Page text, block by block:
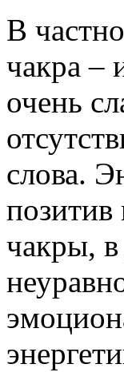
В
чакра –
очень
слова.
позитив
чакры, в